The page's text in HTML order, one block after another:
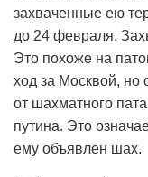
захваченные ею
до 24 февраля.
Это похоже на
ход за Москвой, но
от шахматного
путина. Это
ему объявлен шах.